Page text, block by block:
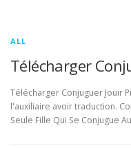
ALL
Télécharger
Télécharger Conjuguer Jouir
l'auxiliaire avoir traduction.
Seule Fille Qui Se Conjugue